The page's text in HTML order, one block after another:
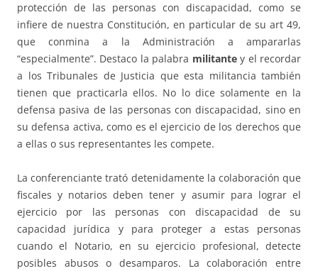
protección de las personas con discapacidad, como se
infiere de nuestra Constitución, en particular de su art 49,
que conmina a la Administración a ampararlas
“especialmente”. Destaco la palabra militantey el recordar
a los Tribunales de Justicia que esta militancia también
tienen que practicarla ellos. No lo dice solamente en la
defensa pasiva de las personas con discapacidad, sino en
su defensa activa, como es el ejercicio de los derechos que
a ellas o sus representantes les compete.
La conferenciante trató detenidamente la colaboración que
fiscales y notarios deben tener y asumir para lograr el
ejercicio por las personas con discapacidad de su
capacidad jurídica y para proteger a estas personas
cuando el Notario, en su ejercicio profesional, detecte
posibles abusos o desamparos. La colaboración entre